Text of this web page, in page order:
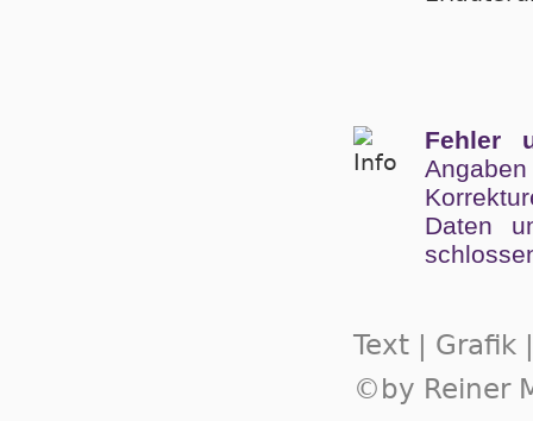
Fehler
Angaben
Da­ten
Text | Grafik
©by Reiner